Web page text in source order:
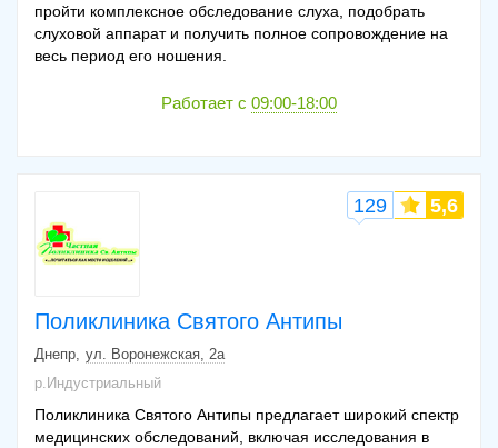
пройти комплексное обследование слуха, подобрать
слуховой аппарат и получить полное сопровождение на
весь период его ношения.
Работает с 09:00-18:00
Поликлиника Святого Антипы
129 5,6
Днепр ул. Воронежская, 2а
р.Индустриальный
Поликлиника Святого Антипы предлагает широкий спектр
медицинских обследований, включая исследования в